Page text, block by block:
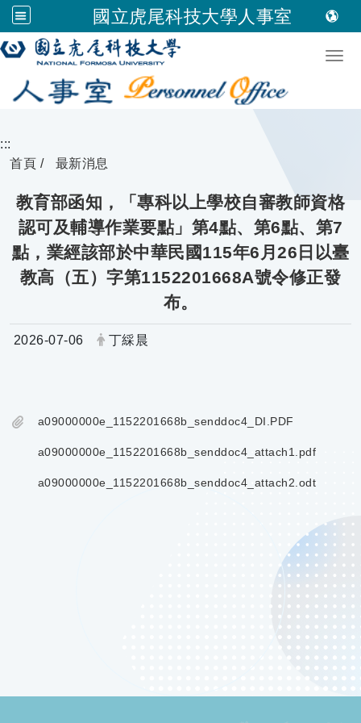
國立虎尾科技大學人事室
跳到主要內容
:::
首頁
最新消息
教育部函知，「專科以上學校自審教師資格
認可及輔導作業要點」第4點、第6點、第7
點，業經該部於中華民國115年6月26日以臺
教高（五）字第1152201668A號令修正發
布。
日期：
2026-07-06 發布者：
丁綵晨
a09000000e_1152201668b_senddoc4_DI.PDF
a09000000e_1152201668b_senddoc4_attach1.pdf
a09000000e_1152201668b_senddoc4_attach2.odt